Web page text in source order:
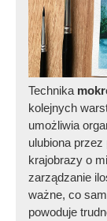
Technika
kolejnych
umożliwia
ulubiona
krajobrazy o
zarządzanie
ważne, co
powoduje